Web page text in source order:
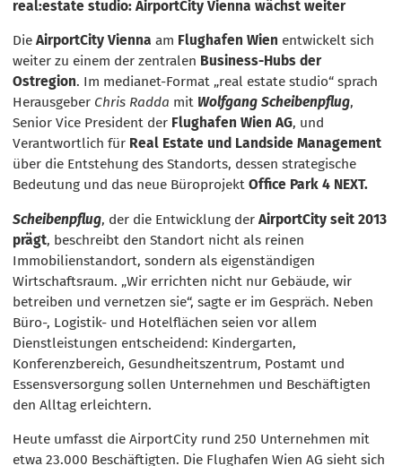
real:estate studio: AirportCity Vienna wächst weiter
Die AirportCity Vienna am Flughafen Wien entwickelt sich
weiter zu einem der zentralen Business-Hubs der
Ostregion. Im medianet-Format „real estate studio“ sprach
Herausgeber Chris Radda mit Wolfgang Scheibenpflug,
Senior Vice President der Flughafen Wien AG, und
Verantwortlich für Real Estate und Landside Management
über die Entstehung des Standorts, dessen strategische
Bedeutung und das neue Büroprojekt Office Park 4 NEXT.
Scheibenpflug, der die Entwicklung der AirportCity seit 2013
prägt, beschreibt den Standort nicht als reinen
Immobilienstandort, sondern als eigenständigen
Wirtschaftsraum. „Wir errichten nicht nur Gebäude, wir
betreiben und vernetzen sie“, sagte er im Gespräch. Neben
Büro-, Logistik- und Hotelflächen seien vor allem
Dienstleistungen entscheidend: Kindergarten,
Konferenzbereich, Gesundheitszentrum, Postamt und
Essensversorgung sollen Unternehmen und Beschäftigten
den Alltag erleichtern.
Heute umfasst die AirportCity rund 250 Unternehmen mit
etwa 23.000 Beschäftigten. Die Flughafen Wien AG sieht sich